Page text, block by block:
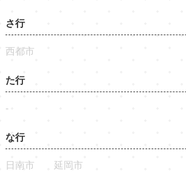
さ行
西都市
た行
-
な行
日南市 延岡市